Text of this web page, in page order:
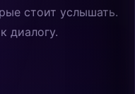
стоит услышать.
диалогу.